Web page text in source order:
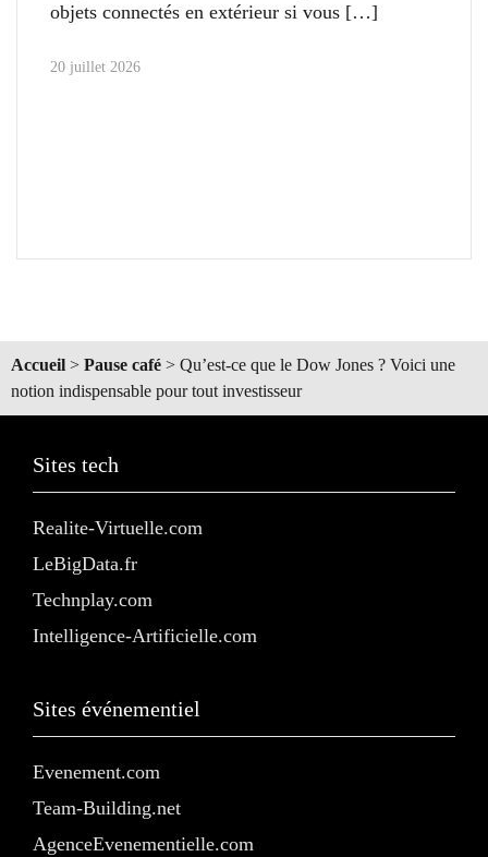
objets connectés en extérieur si vous
20 juillet 2026
Accueil > Pause café > Qu’est-ce que le Dow Jones ? Voici une
notion indispensable pour tout investisseur
Sites tech
Realite-Virtuelle.com
LeBigData.fr
Technplay.com
Intelligence-Artificielle.com
Sites événementiel
Evenement.com
Team-Building.net
AgenceEvenementielle.com